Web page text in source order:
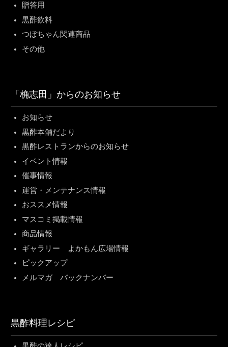
贈答用
黒酢飲料
つぼちゃん関連商品
その他
「桷志田」からのお知らせ
お知らせ
黒酢本舗だより
黒酢レストランからのお知らせ
イベント情報
催事情報
運営・メンテナンス情報
おススメ情報
マスコミ掲載情報
商品情報
ギャラリー よかもん広場情報
ピックアップ
メルマガ バックナンバー
黒酢料理レシピ